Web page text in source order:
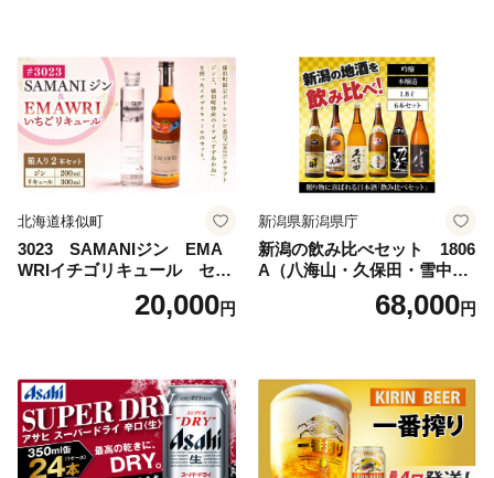
uper dry 11回 缶ビール 缶 ギ
フト 内祝い 茨城県守谷市 送
料無料
北海道様似町
3023 SAMANIジン EMA
WRIイチゴリキュール セッ
ト（箱入り）【大人の味 酒
お酒 洋酒 スピリッツ クラフ
セット 詰め合わせ カクテル
ソーダ割り アルコール ロッ
ク ソーダ ジントニック 】
20,000円
新潟県新潟県庁
新潟の飲み比べセット 1806
A（八海山・久保田・雪中
梅・越乃寒梅・かたふね・千
68,000円